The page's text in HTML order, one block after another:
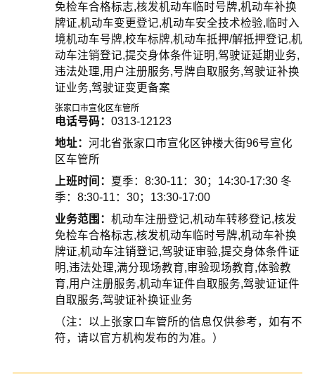
免检车合格标志,核发机动车临时号牌,机动车补换
牌证,机动车变更登记,机动车安全技术检验,临时入
境机动车号牌,校车标牌,机动车抵押/解抵押登记,机
动车注销登记,提交身体条件证明,驾驶证延期业务,
违法处理,用户注册服务,号牌自取服务,驾驶证补换
证业务,驾驶证变更备案
张家口市宣化区车管所
电话号码： 0313-12123
地址： 河北省张家口市宣化区钟楼大街96号宣化
区车管所
上班时间： 夏季：8:30-11：30；14:30-17:30 冬
季：8:30-11：30；13:30-17:00
业务范围： 机动车注册登记,机动车转移登记,核发
免检车合格标志,核发机动车临时号牌,机动车补换
牌证,机动车注销登记,驾驶证审验,提交身体条件证
明,违法处理,满分现场教育,审验现场教育,体验教
育,用户注册服务,机动车证件自取服务,驾驶证证件
自取服务,驾驶证补换证业务
（注：以上张家口车管所的信息仅供参考，如有不
符，请以官方机构发布的为准。）